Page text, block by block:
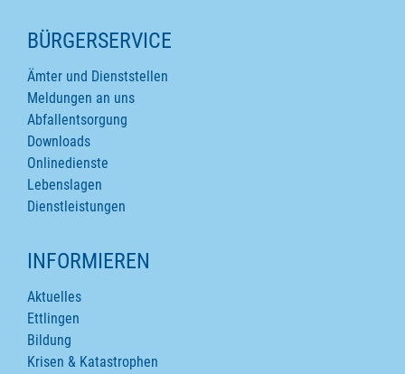
SEITENINHALTE
BÜRGERSERVICE
Ämter und Dienststellen
Meldungen an uns
Abfallentsorgung
Downloads
Onlinedienste
Lebenslagen
Dienstleistungen
INFORMIEREN
Aktuelles
Ettlingen
Bildung
Krisen & Katastrophen